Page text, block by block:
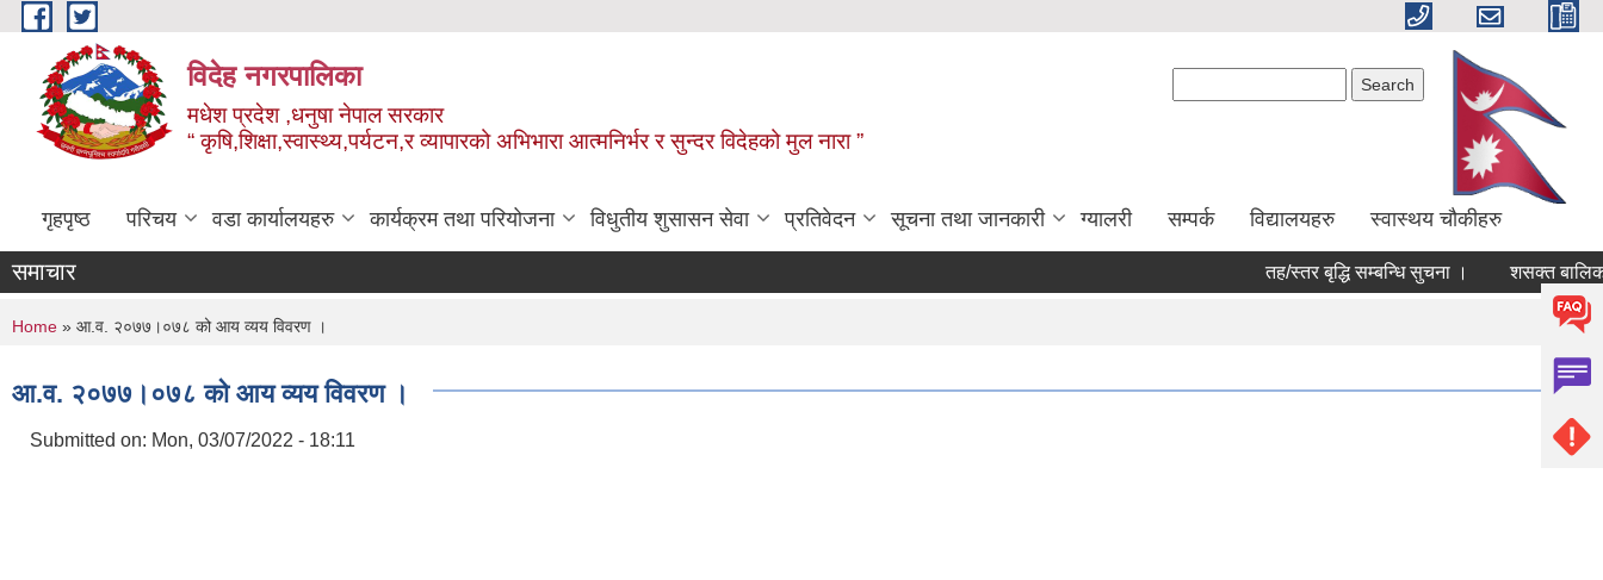
Skip to main content
विदेह नगरपालिका
मधेश प्रदेश ,धनुषा नेपाल सरकार
“ कृषि,शिक्षा,स्वास्थ्य,पर्यटन,र व्यापारको अभिभारा आत्मनिर्भर र सुन्दर विदेहको मुल नारा ”
गृहपृष्ठ परिचय वडा कार्यालयहरु कार्यक्रम तथा परियोजना विधुतीय शुसासन सेवा प्रतिवेदन सूचना तथा जानकारी ग्यालरी सम्पर्क विद्यालयहरु स्वास्थय चौकीहरु
समाचार तह/स्तर बृद्धि सम्बन्धि सुचना । शसक्त बालिका
You are here
Home » आ‍.व. २०७७।०७८ को आय व्यय विवरण ।
आ‍.व. २०७७।०७८ को आय व्यय विवरण ।
Submitted on: Mon, 03/07/2022 - 18:11